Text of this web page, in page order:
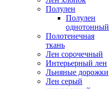
Полулен
Полулен
однотонный
Полотенечная
ткань
Лен сорочечный
Интерьерный лен
Льняные дорожки
Лен серый